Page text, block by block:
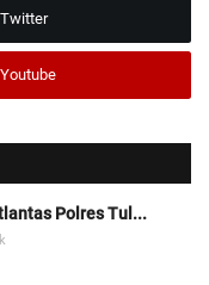
Twitter
Youtube
Polres Tul...